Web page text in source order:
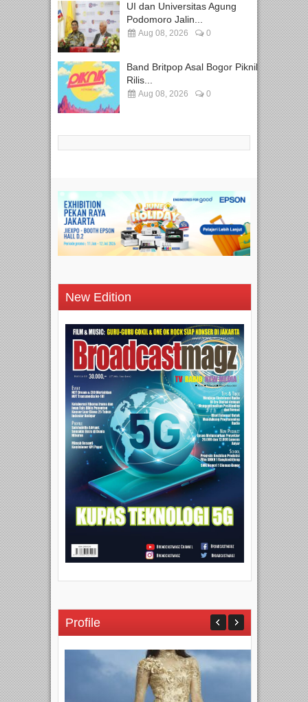
UI dan Universitas Agung
Podomoro Jalin...
Aug 08, 2026 0
Band Britpop Asal Bogor Piknik
Rilis...
Aug 08, 2026 0
New Edition
Profile